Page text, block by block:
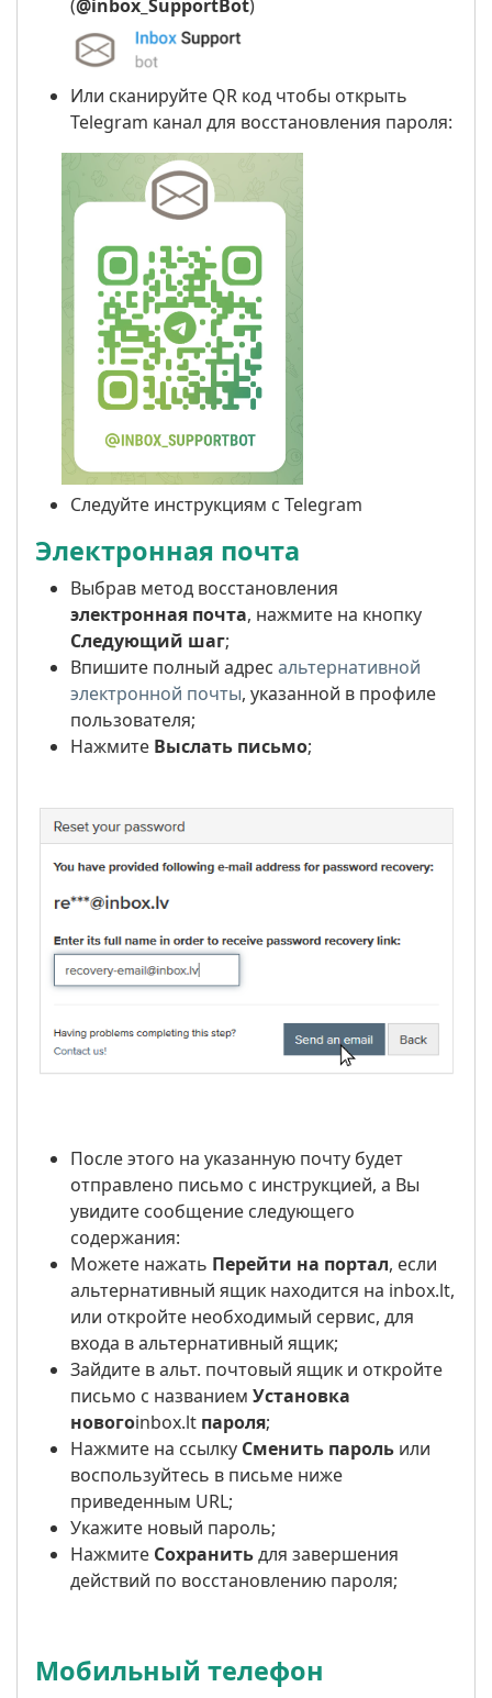
(@inbox_SupportBot)
Или сканируйте QR код чтобы открыть
Telegram канал для восстановления пароля:
Следуйте инструкциям с Telegram
Электронная почта
Выбрав метод восстановления
электронная почта, нажмите на кнопку
Следующий шаг;
Впишите полный адрес альтернативной
электронной почты, указанной в профиле
пользователя;
Нажмите Выслать письмо;
После этого на указанную почту будет
отправлено письмо с инструкцией, а Вы
увидите сообщение следующего
содержания:
Можете нажать Перейти на портал, если
альтернативный ящик находится на inbox.lt,
или откройте необходимый сервис, для
входа в альтернативный ящик;
Зайдите в альт. почтовый ящик и откройте
письмо с названием Установка
новогоinbox.lt пароля;
Нажмите на ссылку Сменить пароль или
воспользуйтесь в письме ниже
приведенным URL;
Укажите новый пароль;
Нажмите Сохранитьдля завершения
действий по восстановлению пароля;
Мобильный телефон